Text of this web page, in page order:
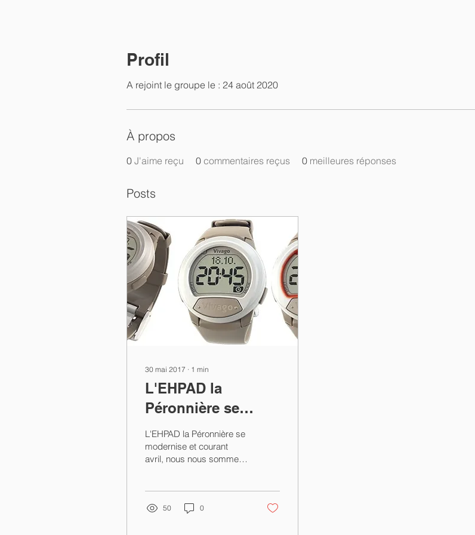
Profil
A rejoint le groupe le : 24 août 2020
À propos
0 J'aime reçu 0 commentaires reçus 0 meilleures réponses
Posts
30 mai 2017 ∙ 1 min
L'EHPAD la
Péronnière se
modernise!
L'EHPAD la Péronnière se
modernise et courant
avril, nous nous sommes
50 0